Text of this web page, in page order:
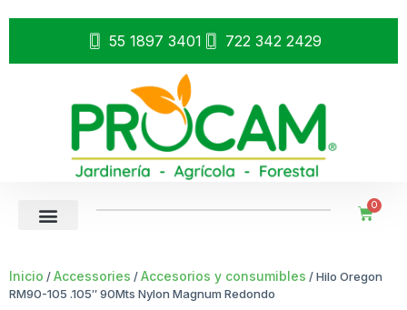
55 1897 3401 722 342 2429
0
Inicio /Accessories /Accesorios y consumibles / Hilo Oregon
RM90-105 .105″ 90Mts Nylon Magnum Redondo